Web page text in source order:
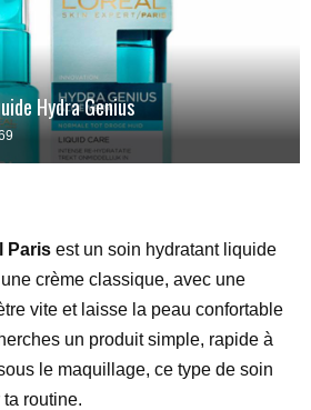
Hydra Genius
Paris est un soin hydratant liquide
crème classique, avec une
vite et laisse la peau confortable
un produit simple, rapide à
le maquillage, ce type de soin
routine.